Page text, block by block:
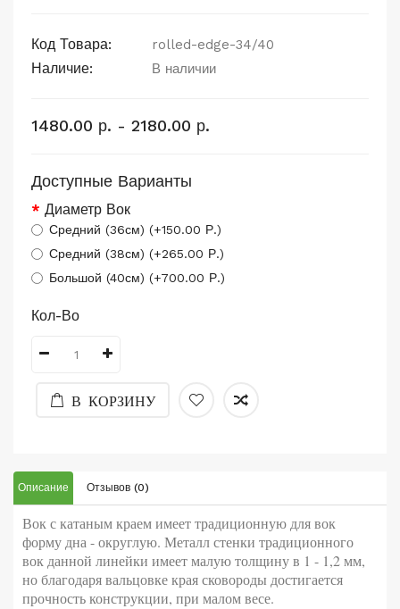
Код Товара: rolled-edge-34/40
Наличие: В наличии
1480.00 р. - 2180.00 р.
Доступные Варианты
Диаметр Вок
Средний (36см) (+150.00 Р.)
Средний (38см) (+265.00 Р.)
Большой (40см) (+700.00 Р.)
Кол-Во
В КОРЗИНУ
Описание Отзывов (0)
Вок с катаным краем имеет традиционную для вок
форму дна - округлую. Металл стенки традиционного
вок данной линейки имеет малую толщину в 1 - 1,2 мм,
но благодаря вальцовке края сковороды достигается
прочность конструкции, при малом весе.